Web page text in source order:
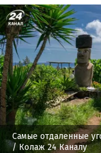
Самые отдаленные
/ Колаж 24 Каналу